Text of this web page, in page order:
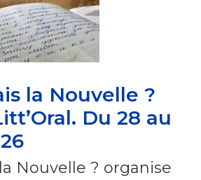
la Nouvelle ?
Du 28 au
Nouvelle ? organise